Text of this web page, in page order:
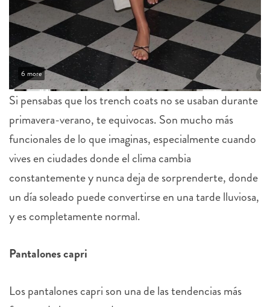
6 more
Si pensabas que los trench coats no se usaban durante
primavera-verano, te equivocas. Son mucho más
funcionales de lo que imaginas, especialmente cuando
vives en ciudades donde el clima cambia
constantemente y nunca deja de sorprenderte, donde
un día soleado puede convertirse en una tarde lluviosa,
y es completamente normal.
fuertes de la temporada y crean un contraste